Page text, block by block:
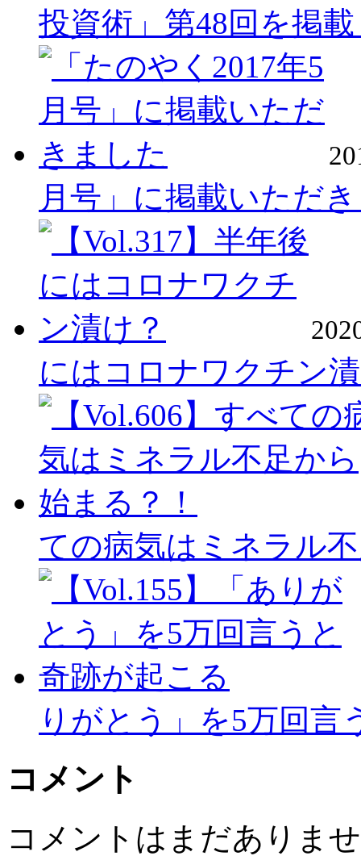
投資術」第48回を掲
月号」に掲載いただ
にはコロナワクチン
ての病気はミネラル
りがとう」を5万回言
コメント
コメントはまだありま